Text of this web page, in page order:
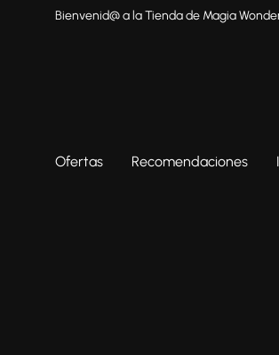
Bienvenid@ a la Tienda de Magia
Ofertas Recomendaciones